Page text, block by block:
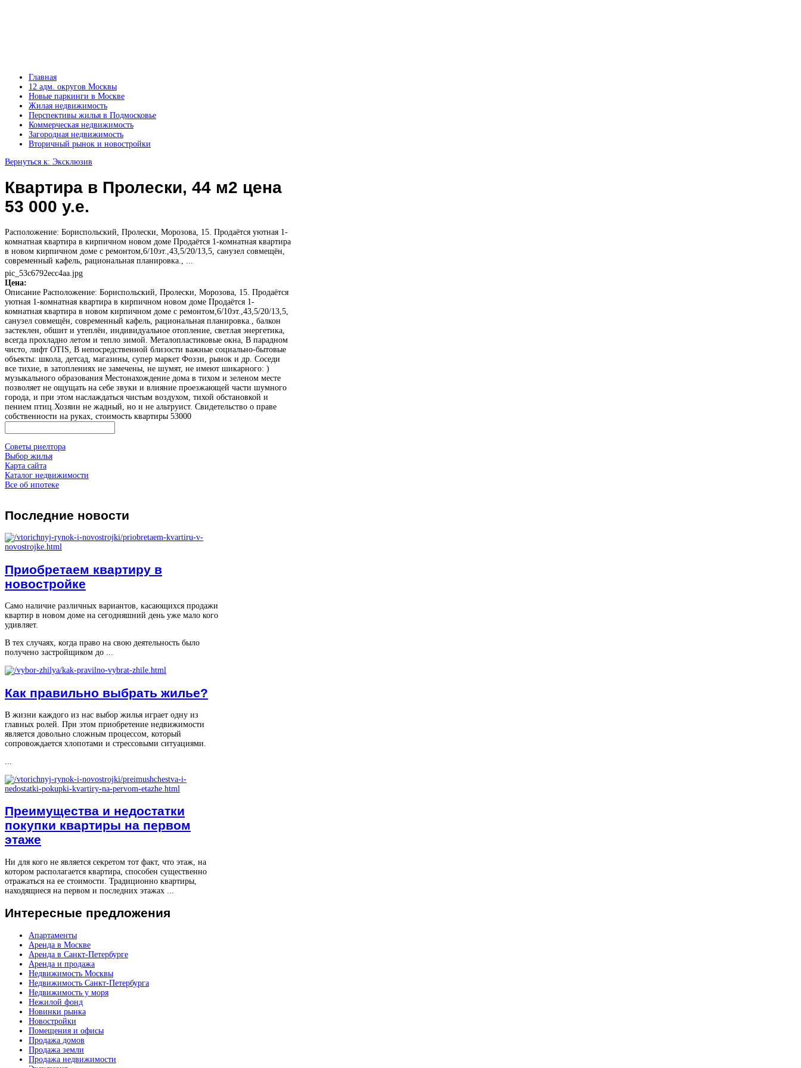
Главная
12 адм. округов Москвы
Новые паркинги в Москве
Жилая недвижимость
Перспективы жилья в Подмосковье
Коммерческая недвижимость
Загородная недвижимость
Вторичный рынок и новостройки
Вернуться к: Эксклюзив
Квартира в Пролески, 44 м2 цена
53 000 у.е.
Расположение: Бориспольский, Пролески, Морозова, 15. Продаётся уютная 1-
комнатная квартира в кирпичном новом доме Продаётся 1-комнатная квартира
в новом кирпичном доме с ремонтом,6/10эт.,43,5/20/13,5, санузел совмещён,
современный кафель, рациональная планировка., ...
pic_53c6792ecc4aa.jpg
Цена:
Описание Расположение: Бориспольский, Пролески, Морозова, 15. Продаётся
уютная 1-комнатная квартира в кирпичном новом доме Продаётся 1-
комнатная квартира в новом кирпичном доме с ремонтом,6/10эт.,43,5/20/13,5,
санузел совмещён, современный кафель, рациональная планировка., балкон
застеклен, обшит и утеплён, индивидуальное отопление, светлая энергетика,
всегда прохладно летом и тепло зимой. Металопластиковые окна, В парадном
чисто, лифт OTIS, В непосредственной близости важные социально-бытовые
объекты: школа, детсад, магазины, супер маркет Фоззи, рынок и др. Соседи
все тихие, в затоплениях не замечены, не шумят, не имеют шикарного: )
музыкального образования Местонахождение дома в тихом и зеленом месте
позволяет не ощущать на себе звуки и влияние проезжающей части шумного
города, и при этом наслаждаться чистым воздухом, тихой обстановкой и
пением птиц.Хозяин не жадный, но и не альтруист. Свидетельство о праве
собственности на руках, стоимость квартиры 53000
Советы риелтора
Выбор жилья
Карта сайта
Каталог недвижимости
Все об ипотеке
Последние новости
Приобретаем квартиру в
новостройке
Само наличие различных вариантов, касающихся продажи
квартир в новом доме на сегодняшний день уже мало кого
удивляет.
В тех случаях, когда право на свою деятельность было
получено застройщиком до ...
Как правильно выбрать жилье?
В жизни каждого из нас выбор жилья играет одну из
главных ролей. При этом приобретение недвижимости
является довольно сложным процессом, который
сопровождается хлопотами и стрессовыми ситуациями.
...
Преимущества и недостатки
покупки квартиры на первом
этаже
Ни для кого не является секретом тот факт, что этаж, на
котором располагается квартира, способен существенно
отражаться на ее стоимости. Традиционно квартиры,
находящиеся на первом и последних этажах ...
Интересные предложения
Апартаменты
Аренда в Москве
Аренда в Санкт-Петербурге
Аренда и продажа
Недвижимость Москвы
Недвижимость Санкт-Петербурга
Недвижимость у моря
Нежилой фонд
Новинки рынка
Новостройки
Помещения и офисы
Продажа домов
Продажа земли
Продажа недвижимости